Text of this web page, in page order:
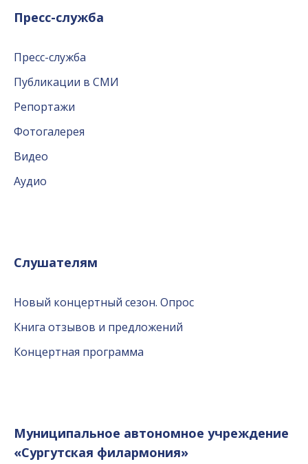
Пресс-служба
Пресс-служба
Публикации в СМИ
Репортажи
Фотогалерея
Видео
Аудио
Слушателям
Новый концертный сезон. Опрос
Книга отзывов и предложений
Концертная программа
Муниципальное автономное учреждение
«Сургутская филармония»